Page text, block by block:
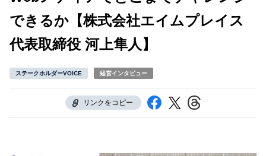
できるか【株式会社エイムプレイス
代表取締役 河上隼人】
ステークホルダーVOICE 経営インタビュー
リンクをコピー